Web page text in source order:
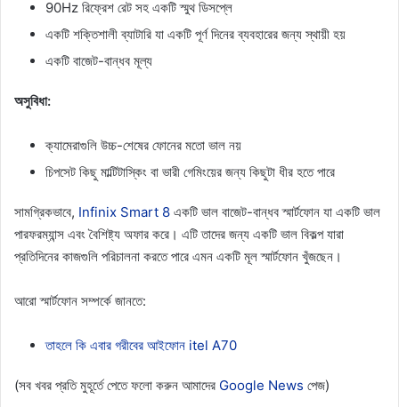
90Hz রিফ্রেশ রেট সহ একটি স্মুথ ডিসপ্লে
একটি শক্তিশালী ব্যাটারি যা একটি পূর্ণ দিনের ব্যবহারের জন্য স্থায়ী হয়
একটি বাজেট-বান্ধব মূল্য
অসুবিধা:
ক্যামেরাগুলি উচ্চ-শেষের ফোনের মতো ভাল নয়
চিপসেট কিছু মাল্টিটাস্কিং বা ভারী গেমিংয়ের জন্য কিছুটা ধীর হতে পারে
সামগ্রিকভাবে, Infinix Smart 8 একটি ভাল বাজেট-বান্ধব স্মার্টফোন যা একটি ভাল
পারফরম্যান্স এবং বৈশিষ্ট্য অফার করে। এটি তাদের জন্য একটি ভাল বিকল্প যারা
প্রতিদিনের কাজগুলি পরিচালনা করতে পারে এমন একটি মূল স্মার্টফোন খুঁজছেন।
আরো স্মার্টফোন সম্পর্কে জানতে:
তাহলে কি এবার গরীবের আইফোন itel A70
(সব খবর প্রতি মুহূর্তে পেতে ফলো করুন আমাদের Google News পেজ)